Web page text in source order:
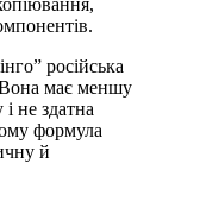
російська
Вона має меншу
не здатна
формула
й